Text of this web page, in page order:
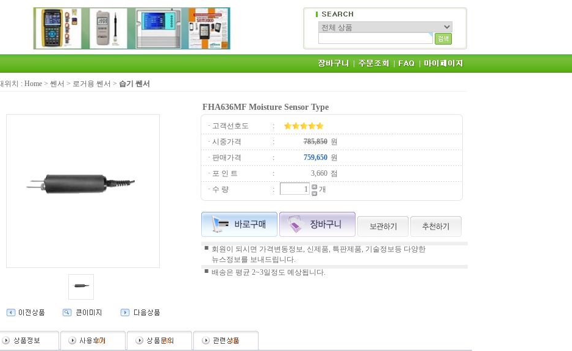
위치 : Home > 쎈서 > 로거용 쎈서 > 습기 쎈서
FHA636MF Moisture Sensor Type
· 고객선호도
:
· 시중가격
:
원
· 판매가격
:
원
· 포 인 트
:
점
· 수 량
: 개
■ 회원이 되시면 가격변동정보, 신제품, 특판제품, 기술정보등 다양한
뉴스정보를 보내드립니다.
■ 배송은 평균 2~3일정도 예상됩니다.
(0) (0) (0)